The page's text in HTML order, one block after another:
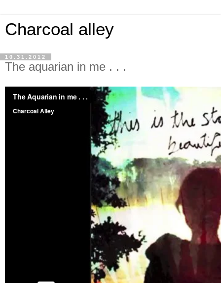
Charcoal alley
10.31.2012
The aquarian in me . . .